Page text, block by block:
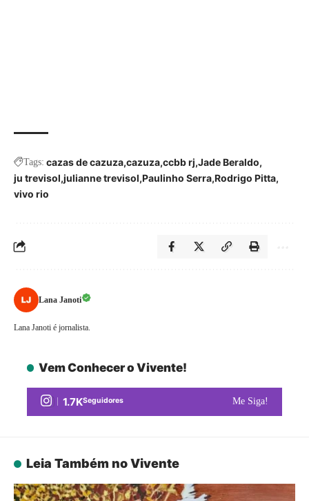
Tags: cazas de cazuza cazuza ccbb rj Jade Beraldo
ju trevisol julianne trevisol Paulinho Serra Rodrigo Pitta
vivo rio
Lana Janoti
Lana Janoti é jornalista.
Vem Conhecer o Vivente!
1.7KSeguidores Me Siga!
Leia Também no Vivente